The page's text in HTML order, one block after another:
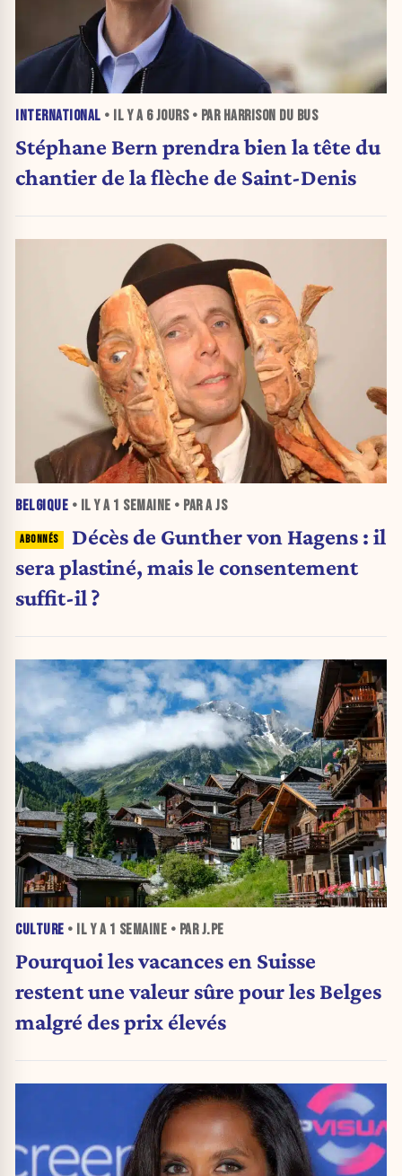
INTERNATIONAL • IL Y A 6 JOURS• PAR HARRISON DU BUS
Stéphane Bern prendra bien la tête du
chantier de la flèche de Saint-Denis
BELGIQUE • IL Y A 1 SEMAINE • PAR A JS
Décès de Gunther von Hagens : il
sera plastiné, mais le consentement
suffit-il ?
CULTURE • IL Y A 1 SEMAINE • PAR J.PE
Pourquoi les vacances en Suisse
restent une valeur sûre pour les Belges
malgré des prix élevés